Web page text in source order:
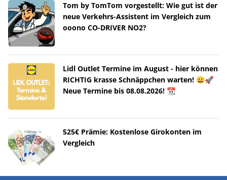
Tom by TomTom vorgestellt: Wie gut ist der
neue Verkehrs-Assistent im Vergleich zum
ooono CO-DRIVER NO2?
Lidl Outlet Termine im August - hier können
RICHTIG krasse Schnäppchen warten! 😀🚀
Neue Termine bis 08.08.2026! 📆
525€ Prämie: Kostenlose Girokonten im
Vergleich